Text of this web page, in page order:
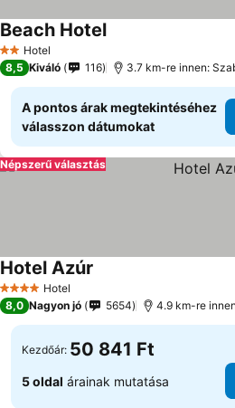
2 Kategória
Hotel
Beach Hotel
8,5 Kiváló 116 3.7 km-re innen:
A pontos árak megtekintéséhez
válasszon dátumokat
Népszerű választás
4 KategóriaHotel
Hotel Azúr
8,0 Nagyon jó 5654 4.9 km-re
Kezdőár: 50 841 Ft
5 oldal árainak mutatása